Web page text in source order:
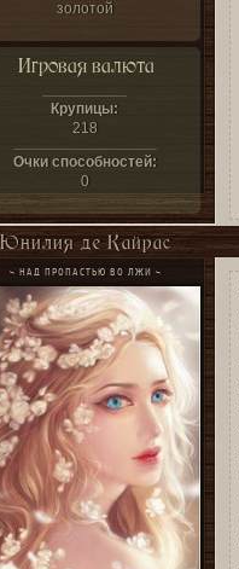
золотой
Игровая валюта
Крупицы:
218
Очки способностей:
0
Юнилия де Кайрас
~ НАД ПРОПАСТЬЮ ВО ЛЖИ ~